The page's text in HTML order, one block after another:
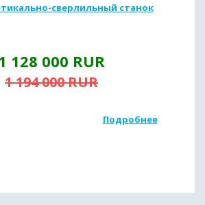
сверлильный станок
128 000 RUR
1 194 000RUR
Подробнее